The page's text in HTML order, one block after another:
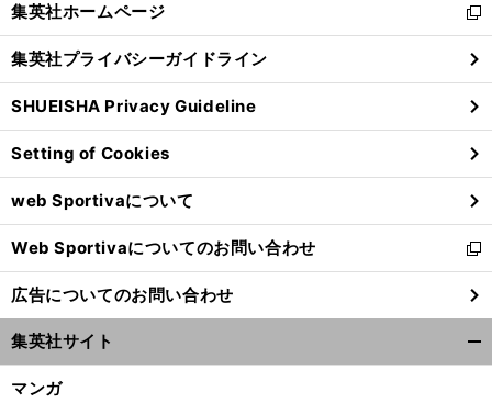
閉
る
集英社ホームページ
新
し
い
ウ
ィ
ン
ド
ウ
で
開
く
集英社プライバシーガイドライン
SHUEISHA Privacy Guideline
Setting of Cookies
web Sportivaについて
Web Sportivaについてのお問い合わせ
新
し
い
ウ
ィ
ン
広告についてのお問い合わせ
集英社サイト
マンガ